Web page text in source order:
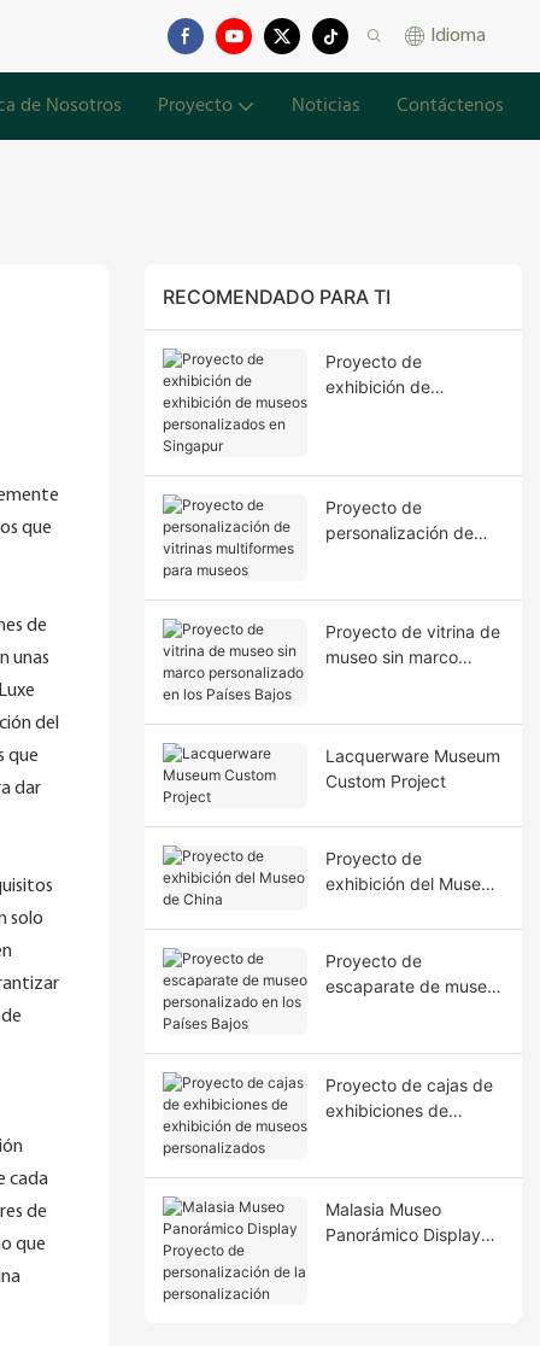
Idioma
de Nosotros Proyecto Noticias Contáctenos
que
de
unas
del
que
dar
solo
cada
de
que
RECOMENDADO PARA TI
Proyecto de
exhibición de
Proyecto de
personalización de
Proyecto de vitrina de
museo sin marco
Lacquerware Museum
Custom Project
Proyecto de
exhibición del Museo
Proyecto de
escaparate de museo
Proyecto de cajas de
exhibiciones de
Malasia Museo
Panorámico Display